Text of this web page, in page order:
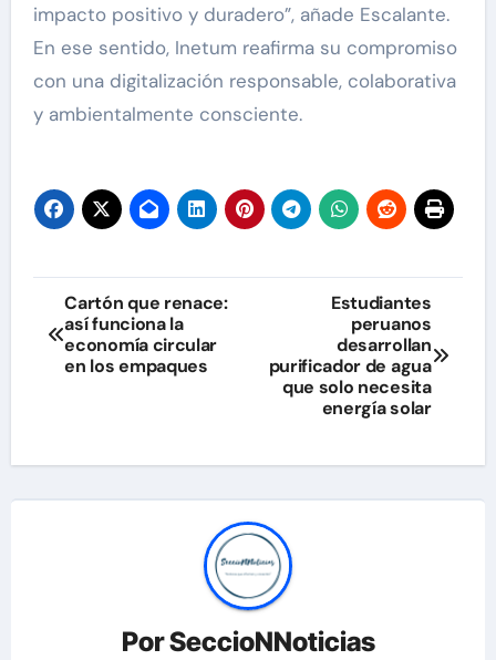
impacto positivo y duradero”, añade Escalante.
En ese sentido, Inetum reafirma su compromiso
con una digitalización responsable, colaborativa
y ambientalmente consciente.
Navegación
de
entradas
Cartón que renace:
así funciona la
economía circular
en los empaques
Estudiantes
peruanos
desarrollan
purificador de agua
que solo necesita
energía solar
PorSeccioNNoticias